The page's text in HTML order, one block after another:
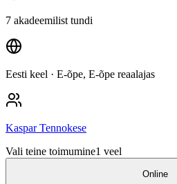
7 akadeemilist tundi
Eesti keel · E-õpe, E-õpe reaalajas
Kaspar Tennokese
Vali teine toimumine1 veel
Online